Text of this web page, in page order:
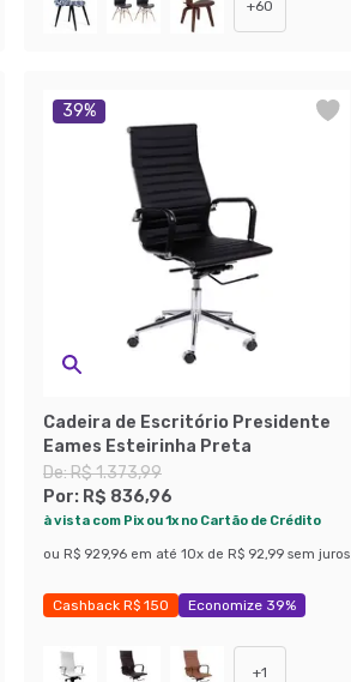
+60
39%
Cadeira de Escritório Presidente
Eames Esteirinha Preta
De:R$ 1.373,99
Por: R$ 836,96
à vista com Pix ou 1x no Cartão de Crédito
ou R$ 929,96 em até 10x de R$ 92,99 sem juros
Cashback R$ 150 Economize 39%
+1